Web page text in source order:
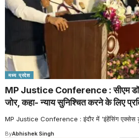
मध्य प्रदेश
MP Justice Conference : सीएम डॉ.
जोर, कहा- न्याय सुनिश्चित करने के लिए
MP Justice Conference : इंदौर में 'इंहेंसिंग एक्सेस
ByAbhishek Singh